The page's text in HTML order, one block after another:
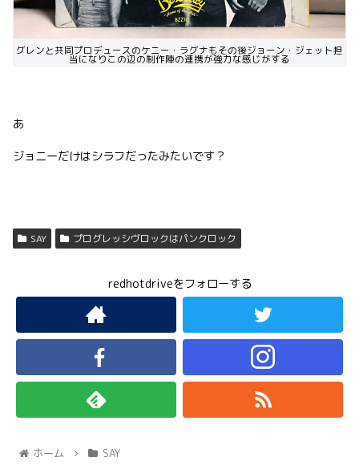
グレンと共同プロデュースのケニー・ラグナもその後ジョーン・ジェット担
当になりこの辺の制作陣の連携が強力な感じがする
あ
ジョニーだけはシラフだったみたいです？
SAY プログレッシヴロックはパンクロック
redhotdriveをフォローする
ホーム SAY